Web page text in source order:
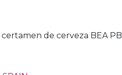
de cerveza BEA